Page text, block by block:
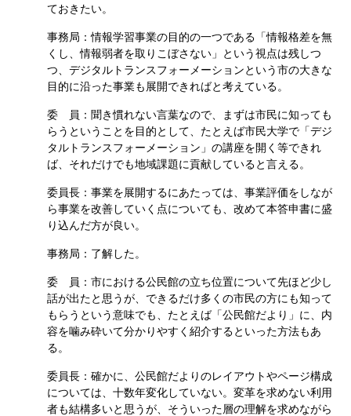
ておきたい。
事務局：情報学習事業の目的の一つである「情報格差を無
くし、情報弱者を取りこぼさない」という視点は残しつ
つ、デジタルトランスフォーメーションという市の大きな
目的に沿った事業も展開できればと考えている。
委 員：聞き慣れない言葉なので、まずは市民に知っても
らうということを目的として、たとえば市民大学で「デジ
タルトランスフォーメーション」の講座を開く等できれ
ば、それだけでも地域課題に貢献していると言える。
委員長：事業を展開するにあたっては、事業評価をしなが
ら事業を改善していく点についても、改めて本答申書に盛
り込んだ方が良い。
事務局：了解した。
委 員：市における公民館の立ち位置について先ほど少し
話が出たと思うが、できるだけ多くの市民の方にも知って
もらうという意味でも、たとえば「公民館だより」に、内
容を噛み砕いて分かりやすく紹介するといった方法もあ
る。
委員長：確かに、公民館だよりのレイアウトやページ構成
については、十数年変化していない。変革を求めない利用
者も結構多いと思うが、そういった層の理解を求めながら